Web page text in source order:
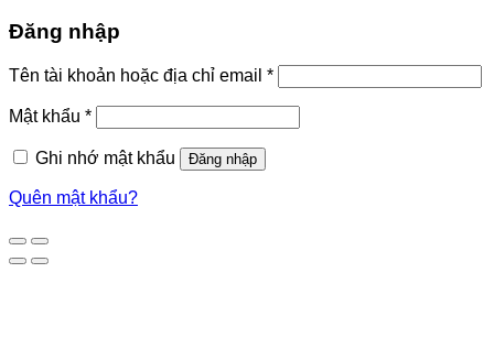
Đăng nhập
Tên tài khoản hoặc địa chỉ email *
Mật khẩu *
Ghi nhớ mật khẩu Đăng nhập
Quên mật khẩu?